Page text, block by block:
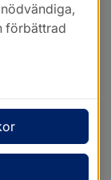
förbättrad